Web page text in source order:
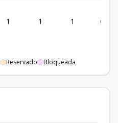
1 1 1 60.2
Reservado Bloqueada